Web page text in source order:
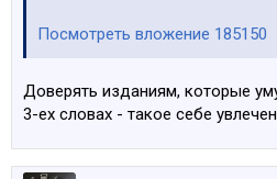
Посмотреть вложение 185150
Доверять изданиям, которые
3-ех словах - такое себе